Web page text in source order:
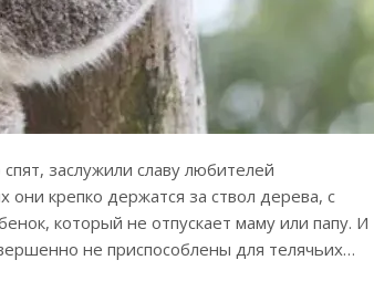
заслужили славу любителей
крепко держатся за ствол дерева, с
который не отпускает маму или папу. И
не приспособлены для телячьих…